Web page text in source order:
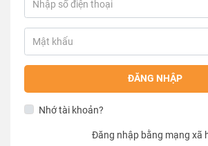
ĐĂNG NHẬP
Nhớ tài khoản?
Đăng nhập bằng mạng xã